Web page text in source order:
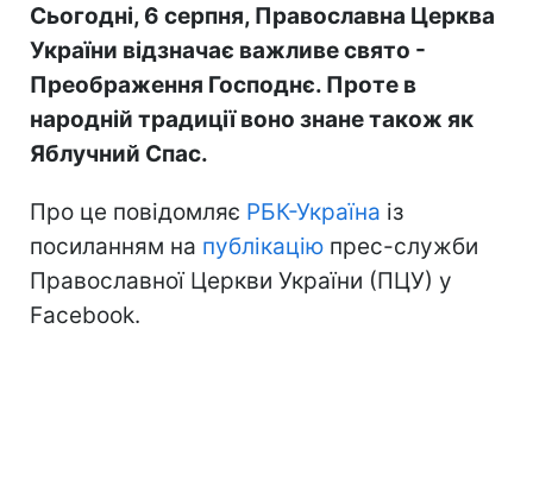
Сьогодні, 6 серпня, Православна Церква
України відзначає важливе свято -
Преображення Господнє. Проте в
народній традиції воно знане також як
Яблучний Спас.
Про це повідомляє РБК-Україна із
посиланням на публікацію прес-служби
Православної Церкви України (ПЦУ) у
Facebook.